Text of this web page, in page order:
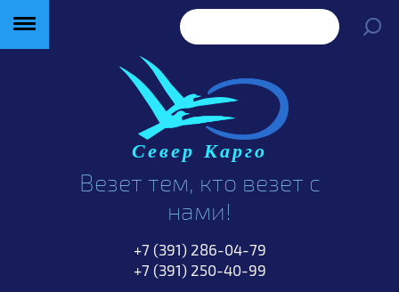
Север Карго
Везет тем, кто везет с
нами!
+7 (391) 286-04-79
+7 (391) 250-40-99